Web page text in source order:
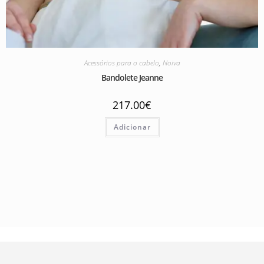
Acessórios para o cabelo, Noiva
Bandolete Jeanne
217.00€
Adicionar